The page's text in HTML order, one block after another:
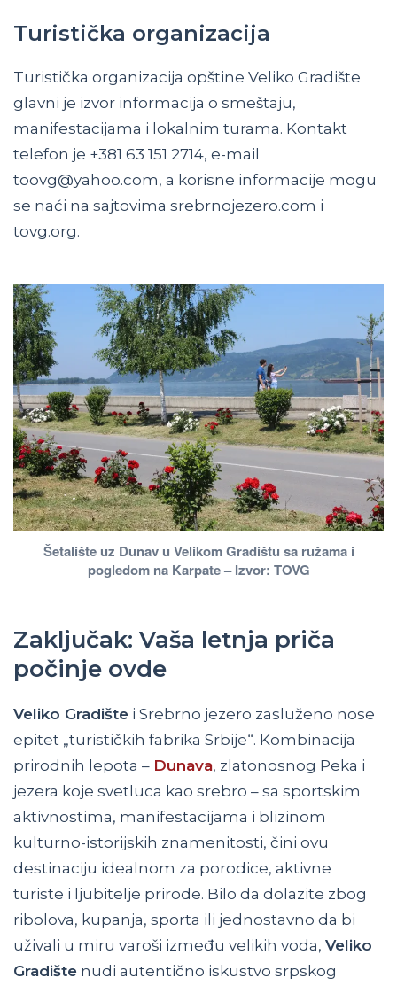
Turistička organizacija
Turistička organizacija opštine Veliko Gradište
glavni je izvor informacija o smeštaju,
manifestacijama i lokalnim turama. Kontakt
telefon je +381 63 151 2714, e-mail
toovg@yahoo.com, a korisne informacije mogu
se naći na sajtovima srebrnojezero.com i
tovg.org.
Šetalište uz Dunav u Velikom Gradištu sa ružama i
pogledom na Karpate – Izvor: TOVG
Zaključak: Vaša letnja priča
počinje ovde
Veliko Gradište i Srebrno jezero zasluženo nose
epitet „turističkih fabrika Srbije“. Kombinacija
prirodnih lepota – Dunava, zlatonosnog Peka i
jezera koje svetluca kao srebro – sa sportskim
aktivnostima, manifestacijama i blizinom
kulturno-istorijskih znamenitosti, čini ovu
destinaciju idealnom za porodice, aktivne
turiste i ljubitelje prirode. Bilo da dolazite zbog
ribolova, kupanja, sporta ili jednostavno da bi
uživali u miru varoši između velikih voda, Veliko
Gradište nudi autentično iskustvo srpskog